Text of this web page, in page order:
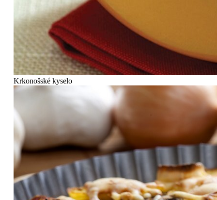
Krkonošské kyselo